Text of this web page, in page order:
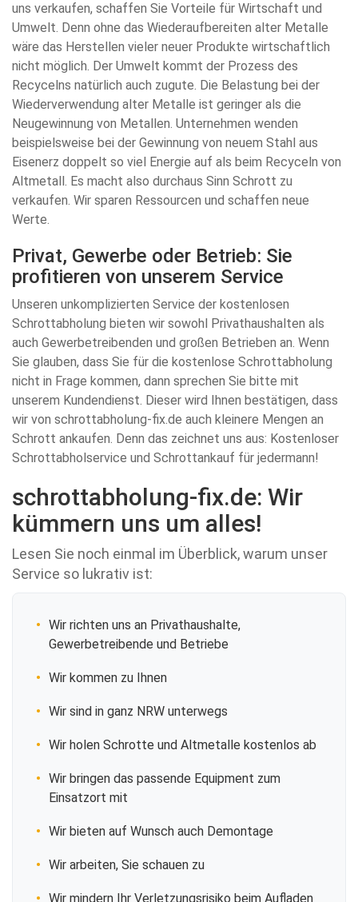
uns verkaufen, schaffen Sie Vorteile für Wirtschaft und
Umwelt. Denn ohne das Wiederaufbereiten alter Metalle
wäre das Herstellen vieler neuer Produkte wirtschaftlich
nicht möglich. Der Umwelt kommt der Prozess des
Recycelns natürlich auch zugute. Die Belastung bei der
Wiederverwendung alter Metalle ist geringer als die
Neugewinnung von Metallen. Unternehmen wenden
beispielsweise bei der Gewinnung von neuem Stahl aus
Eisenerz doppelt so viel Energie auf als beim Recyceln von
Altmetall. Es macht also durchaus Sinn Schrott zu
verkaufen. Wir sparen Ressourcen und schaffen neue
Werte.
Privat, Gewerbe oder Betrieb: Sie
profitieren von unserem Service
Unseren unkomplizierten Service der kostenlosen
Schrottabholung bieten wir sowohl Privathaushalten als
auch Gewerbetreibenden und großen Betrieben an. Wenn
Sie glauben, dass Sie für die kostenlose Schrottabholung
nicht in Frage kommen, dann sprechen Sie bitte mit
unserem Kundendienst. Dieser wird Ihnen bestätigen, dass
wir von schrottabholung-fix.de auch kleinere Mengen an
Schrott ankaufen. Denn das zeichnet uns aus: Kostenloser
Schrottabholservice und Schrottankauf für jedermann!
schrottabholung-fix.de: Wir
kümmern uns um alles!
Lesen Sie noch einmal im Überblick, warum unser
Service so lukrativ ist:
Wir richten uns an Privathaushalte,
Gewerbetreibende und Betriebe
Wir kommen zu Ihnen
Wir sind in ganz NRW unterwegs
Wir holen Schrotte und Altmetalle kostenlos ab
Wir bringen das passende Equipment zum
Einsatzort mit
Wir bieten auf Wunsch auch Demontage
Wir arbeiten, Sie schauen zu
Wir mindern Ihr Verletzungsrisiko beim Aufladen